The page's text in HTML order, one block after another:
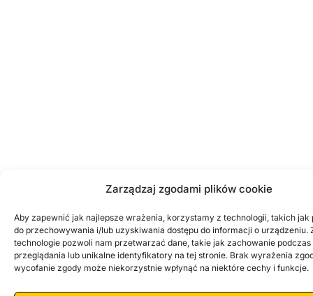
Zarządzaj zgodami plików cookie
Aby zapewnić jak najlepsze wrażenia, korzystamy z technologii, takich jak
do przechowywania i/lub uzyskiwania dostępu do informacji o urządzeniu.
technologie pozwoli nam przetwarzać dane, takie jak zachowanie podczas
przeglądania lub unikalne identyfikatory na tej stronie. Brak wyrażenia
wycofanie zgody może niekorzystnie wpłynąć na niektóre cechy i funkcje.